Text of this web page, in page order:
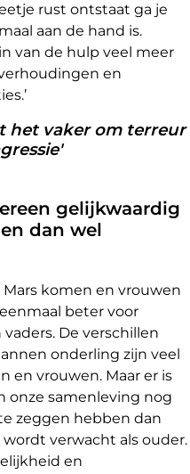
rust ontstaat ga je
aan de hand is.
van de hulp veel meer
en
het vaker om terreur
gelijkwaardig
dan wel
Mars komen en vrouwen
beter voor
De verschillen
onderling zijn veel
en vrouwen. Maar er is
onze samenleving nog
zeggen hebben dan
verwacht als ouder.
en